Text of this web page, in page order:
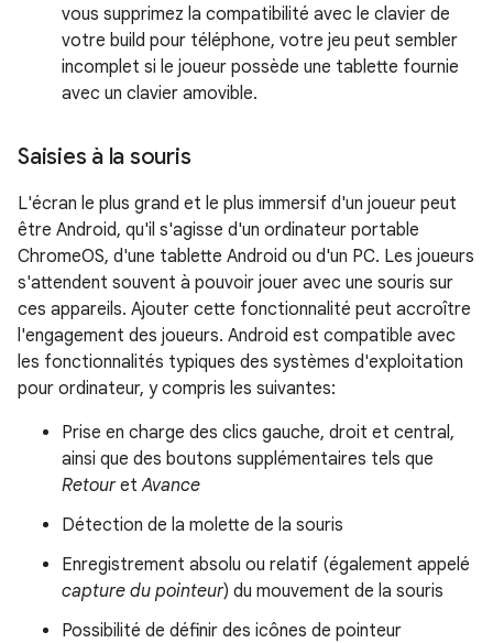
vous supprimez la compatibilité avec le clavier de
votre build pour téléphone, votre jeu peut sembler
incomplet si le joueur possède une tablette fournie
avec un clavier amovible.
Saisies à la souris
L'écran le plus grand et le plus immersif d'un joueur peut
être Android, qu'il s'agisse d'un ordinateur portable
ChromeOS, d'une tablette Android ou d'un PC. Les joueurs
s'attendent souvent à pouvoir jouer avec une souris sur
ces appareils. Ajouter cette fonctionnalité peut accroître
l'engagement des joueurs. Android est compatible avec
les fonctionnalités typiques des systèmes d'exploitation
pour ordinateur, y compris les suivantes:
Prise en charge des clics gauche, droit et central,
ainsi que des boutons supplémentaires tels que
RetouretAvance
Détection de la molette de la souris
Enregistrement absolu ou relatif (également appelé
capture du pointeur) du mouvement de la souris
Possibilité de définir des icônes de pointeur